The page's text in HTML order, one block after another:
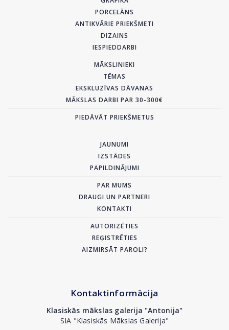
PORCELĀNS
ANTIKVĀRIE PRIEKŠMETI
DIZAINS
IESPIEDDARBI
MĀKSLINIEKI
TĒMAS
EKSKLUZĪVAS DĀVANAS
MĀKSLAS DARBI PAR 30-300€
PIEDĀVĀT PRIEKŠMETUS
JAUNUMI
IZSTĀDES
PAPILDINĀJUMI
PAR MUMS
DRAUGI UN PARTNERI
KONTAKTI
AUTORIZĒTIES
REĢISTRĒTIES
AIZMIRSĀT PAROLI?
Kontaktinformācija
Klasiskās mākslas galerija "Antonija"
SIA "Klasiskās Mākslas Galerija"